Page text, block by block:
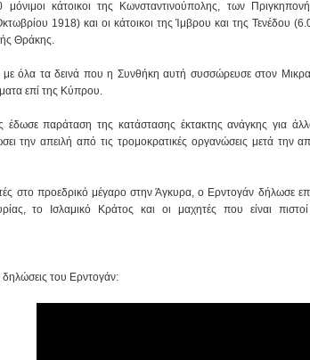
μόνιμοι κάτοικοι της Κωνσταντινούπολης, των
1918) και οι κάτοικοι της Ίμβρου και της Τενέδου
Θράκης.
όλα τα δεινά που η Συνθήκη αυτή συσσώρευσε στον
επί της Κύπρου.
παράταση της κατάστασης έκτακτης ανάγκης για
την απειλή από τις τρομοκρατικές οργανώσεις μετά την
στο προεδρικό μέγαρο στην Άγκυρα, ο Ερντογάν δήλωσε
το Ισλαμικό Κράτος και οι μαχητές που είναι
δηλώσεις του Ερντογάν: